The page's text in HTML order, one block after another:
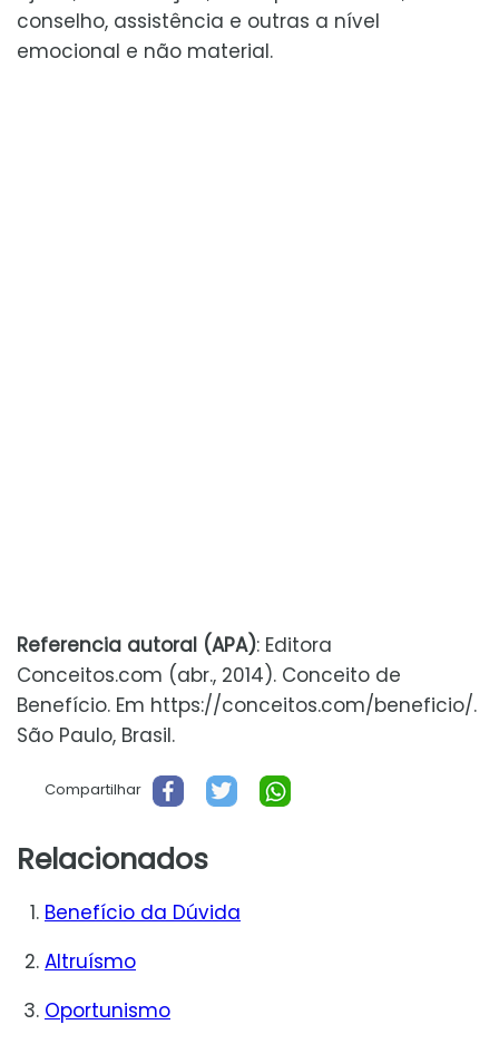
conselho, assistência e outras a nível
emocional e não material.
Referencia autoral (APA): Editora
Conceitos.com (abr., 2014). Conceito de
Benefício. Em https://conceitos.com/beneficio/.
São Paulo, Brasil.
Compartilhar
Relacionados
Benefício da Dúvida
Altruísmo
Oportunismo